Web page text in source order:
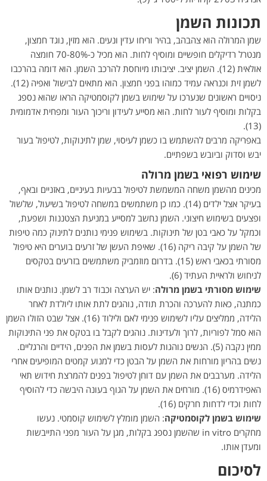
תכונות השמן
שמן המרולה הוא צהבהב, בהיר וריחו עדין ונעים. הוא מזין, נוגד חמצון,
מנטרל רדיקלים חופשיים ומוסיף לחות. הוא מכיל כ-70-80% חומצה
אולאית (12). השמן יציב. יציבותו מיוחסת להרכב השמן. הוא דומה בהרכבו
לשמן זית וכנראה עמיד כמוהו בפני חמצון. הוא מתאים לבישול ואפיה (12).
ניסויים ראשונים שנערכו על שימוש בשמן לקוסמטיקה הראו שהוא נספג
בקלות ומוסיף לעור לחות. הוא מסייע לעידון וריכוך העור ומפחית אדמומית
(13).
באפריקה מרבים להשתמש בו כשמן לעיסוי, שמן לתינוקות, לטיפול בעור
יבש וסדוק וביובש בשפתיים.
שימוש רפואי בשמן מרולה
מכינים מהשמן משחה המשמשת לטיפול בבעיות בעיניים, באזניים ובאף,
בעיקר אצל ילדים (14). כמו כן משתמשים במשחה לטיפול בשיעול, שלשול
ופצעים בשימוש חיצוני. השמן נחשב למסייע במניעת הצטננות ושפעת,
וכמקל על כאבי בטן של תינוקות. בשימוש פנימי נותנים לתינוק כמה טיפות
של השמן על קיבה ריקה (16). שאיפת העשן של זרעים בוערים היא טיפול
מסורתי בכאבי ראש (15). בדרום מוזמביק משתמשים בזרעים בטקסים
לניחוש ולראיית העתיד (6).
שימוש מסורתי בשמן מרולה: יש הערצה וכבוד רב לשמן. נותנים אותו
כמתנה, כאות להערכה והכרת תודה, נוהגים לתת אותו ליולדת לאחר
הלידה, ממליצים עליו לשימוש פנימי לאם ולילוד (16). אצל שבט הזולו השמן
הוא סמל לפוריות, לרוך ולעדינות. נוהגים לקבל בו בטקס את פני התינוקות
ממין נקבה (5). הנשים נוהגות לעסות בשמן את הפנים, הידיים והרגליים.
נשים בהריון מורחות את השמן על הבטן כדי למנוע קמטים המופיעים אחרי
הלידה. מערבבים את השמן עם דוחן לטיפול בפנים להמרצת חידוש תאי
האפידרמיס (16). מורחים את השמן על הגוף בעונה היבשה כדי להוסיף
לחות וכדי לדחות חרקים (16).
שימוש בשמן לקוסמטיקה: השמן מומלץ לשימוש קוסמטי. נעשו
מחקרים in vitro שהשמן נספג בקלות, מגן על העור מפני התייבשות
ומעדן אותו.
לסיכום